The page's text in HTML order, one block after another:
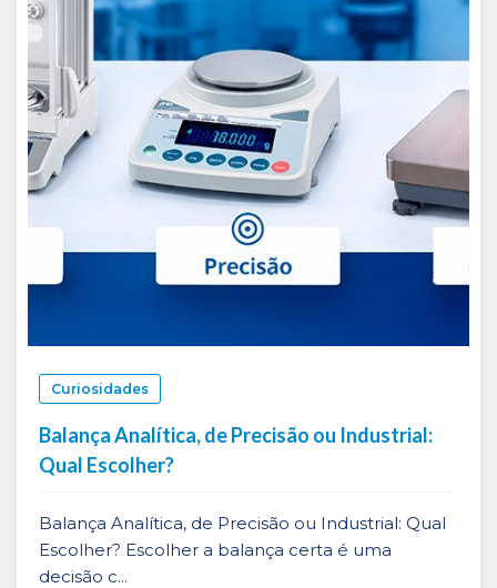
Curiosidades
Balança Analítica, de Precisão ou Industrial:
Qual Escolher?
Balança Analítica, de Precisão ou Industrial: Qual
Escolher? Escolher a balança certa é uma
decisão c...